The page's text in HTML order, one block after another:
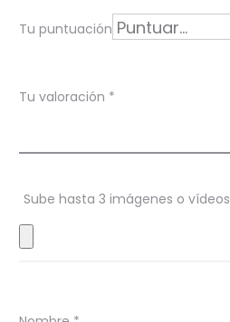
r
i
o
e
s
Tu puntuación
Tu valoración *
Sube hasta 3 imágenes o vídeos